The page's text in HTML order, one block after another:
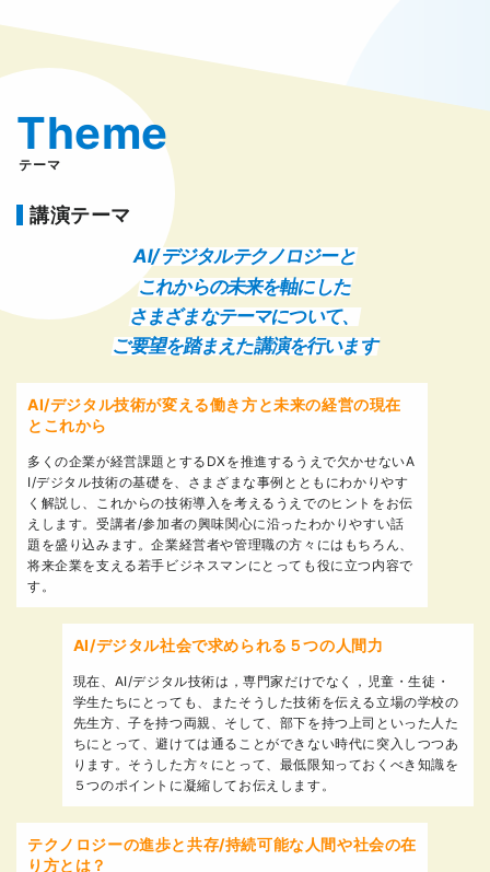
Theme
テーマ
講演テーマ
AI/ デジタルテクノロジーと
これからの未来を軸にした
さまざまなテーマについて、
ご要望を踏まえた講演を行います
AI/デジタル技術が変える働き方と未来の経営の現在
とこれから
多くの企業が経営課題とするDXを推進するうえで欠かせないA
I/デジタル技術の基礎を、さまざまな事例とともにわかりやす
く解説し、これからの技術導入を考えるうえでのヒントをお伝
えします。受講者/参加者の興味関心に沿ったわかりやすい話
題を盛り込みます。企業経営者や管理職の方々にはもちろん、
将来企業を支える若手ビジネスマンにとっても役に立つ内容で
す。
AI/デジタル社会で求められる５つの人間力
現在、AI/デジタル技術は，専門家だけでなく，児童・生徒・
学生たちにとっても、またそうした技術を伝える立場の学校の
先生方、子を持つ両親、そして、部下を持つ上司といった人た
ちにとって、避けては通ることができない時代に突入しつつあ
ります。そうした方々にとって、最低限知っておくべき知識を
５つのポイントに凝縮してお伝えします。
テクノロジーの進歩と共存/持続可能な人間や社会の在
り方とは？